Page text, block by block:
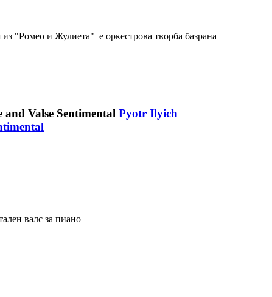
"Ромео и Жулиета" е оркестрова творба базрана
Pyotr Ilyich
валс за пиано